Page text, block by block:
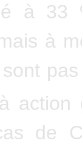
à 33
à
sont
action
de